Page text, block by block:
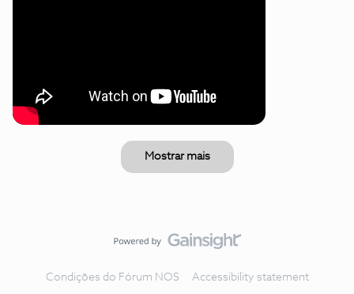
Mostrar mais
Condições do Fórum NOS Accessibility statement